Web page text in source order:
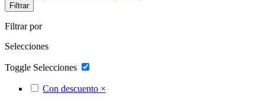
Filtrar
Filtrar por
Selecciones
Toggle Selecciones
Con descuento ×